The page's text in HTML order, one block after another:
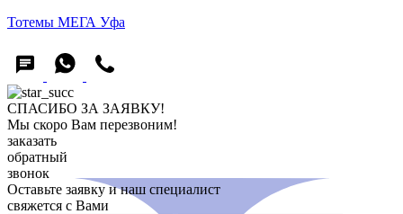
Тотемы МЕГА Уфа
СПАСИБО ЗА ЗАЯВКУ!
Мы скоро Вам перезвоним!
заказать
обратный
звонок
Оставьте заявку и наш специалист
свяжется с Вами